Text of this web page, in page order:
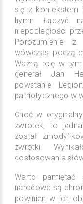
się z kontekstem
hymn. Łączyć
niepodległości
Porozumienie z
wówczas
Ważną rolę w tym
generał Jan
powstanie
patriotycznego w
Choć w
zwrotek, to
został
zwrotki.
dostosowania
Warto
narodowe są
powinien w ich